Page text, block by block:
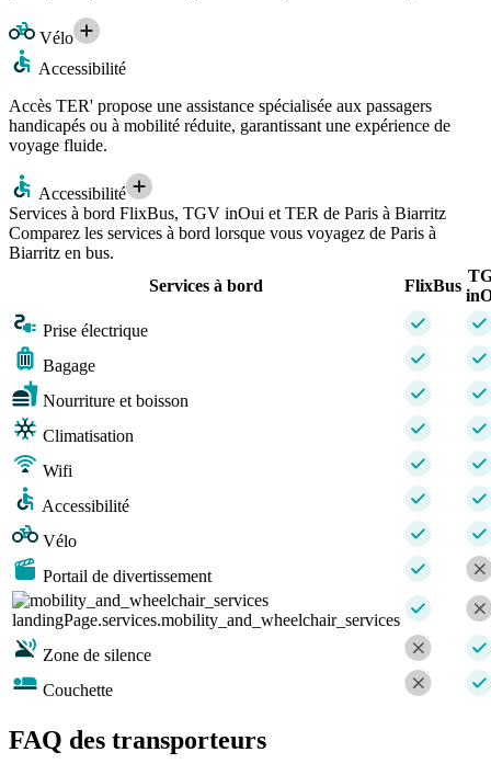
Vélo
Accessibilité
Accès TER' propose une assistance spécialisée aux passagers
handicapés ou à mobilité réduite, garantissant une expérience de
voyage fluide.
Accessibilité
Services à bord FlixBus, TGV inOui et TER de Paris à Biarritz
Comparez les services à bord lorsque vous voyagez de Paris à
Biarritz en bus.
Services à bord
FlixBus
Prise électrique
Bagage
Nourriture et boisson
Climatisation
Wifi
Accessibilité
Vélo
Portail de divertissement
landingPage.services.mobility_and_wheelchair_services
Zone de silence
Couchette
FAQ des transporteurs